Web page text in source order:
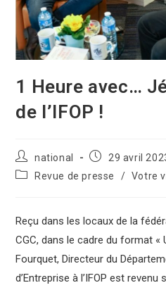
1 Heure avec…
de l’IFOP !
national
29 avril
Revue de presse
/ Votre
Reçu dans les locaux de la
CGC, dans le cadre du format «
Fourquet, Directeur du
d’Entreprise à l’IFOP est